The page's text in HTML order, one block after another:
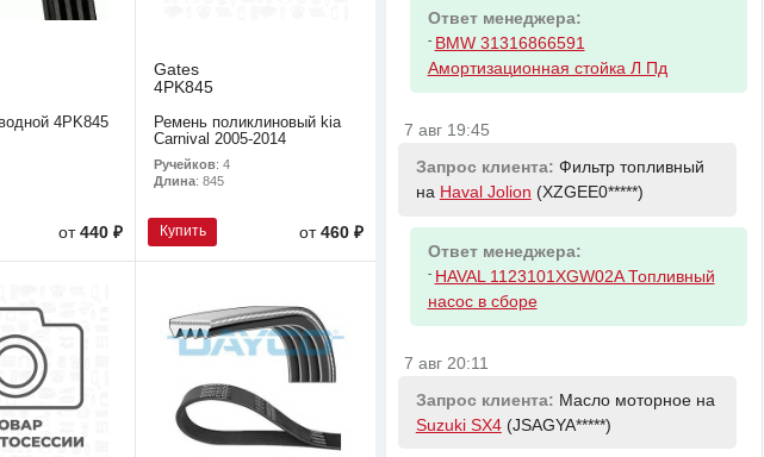
4PK845
от440 ₽
Gates
4PK845
Ремень поликлиновый kia
Carnival 2005-2014
Ручейков: 4
Длина: 845
Купить от 460 ₽
Ответ менеджера:
- BMW 31316866591
Амортизационная стойка Л Пд
7 авг 19:45
Запрос клиента: Фильтр топливный
на Haval Jolion (XZGEE0*****)
Ответ менеджера:
- HAVAL 1123101XGW02A Топливный
насос в сборе
7 авг 20:11
Запрос клиента: Масло моторное на
Suzuki SX4(JSAGYA*****)